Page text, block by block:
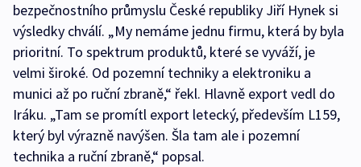
bezpečnostního průmyslu České republiky Jiří Hynek si
výsledky chválí. „My nemáme jednu firmu, která by byla
prioritní. To spektrum produktů, které se vyváží, je
velmi široké. Od pozemní techniky a elektroniku a
munici až po ruční zbraně,“ řekl. Hlavně export vedl do
Iráku. „Tam se promítl export letecký, především L159,
který byl výrazně navýšen. Šla tam ale i pozemní
technika a ruční zbraně,“ popsal.